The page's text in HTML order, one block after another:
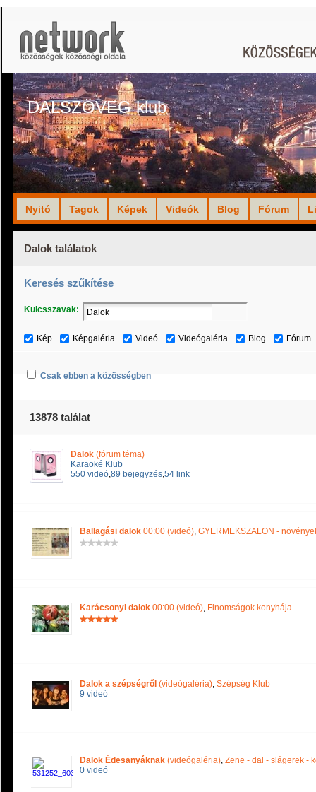
DALSZÖVEG klub
Nyitó Tagok Képek Videók Blog Fórum
Dalok találatok
Keresés szűkítése
Kulcsszavak:
Kép Képgaléria Videó Videógaléria Blog Fórum
Csak ebben a közösségben
13878 találat
Dalok (fórum téma)
Karaoké Klub
550 videó,89 bejegyzés,54 link
Ballagási dalok 00:00 (videó), GYERMEKSZALON -
Karácsonyi dalok 00:00 (videó), Finomságok konyhája
Dalok a szépségről (videógaléria), Szépség Klub
9 videó
Dalok Édesanyáknak (videógaléria), Zene - dal - slágerek -
0 videó